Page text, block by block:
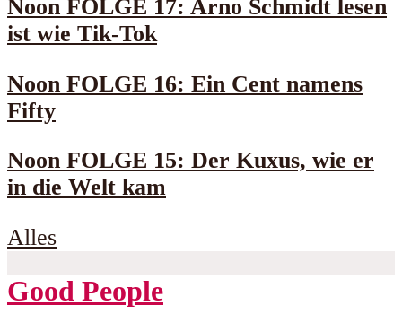
Noon FOLGE 17: Arno Schmidt lesen
ist wie Tik-Tok
Noon FOLGE 16: Ein Cent namens
Fifty
Noon FOLGE 15: Der Kuxus, wie er
in die Welt kam
Alles
Good People